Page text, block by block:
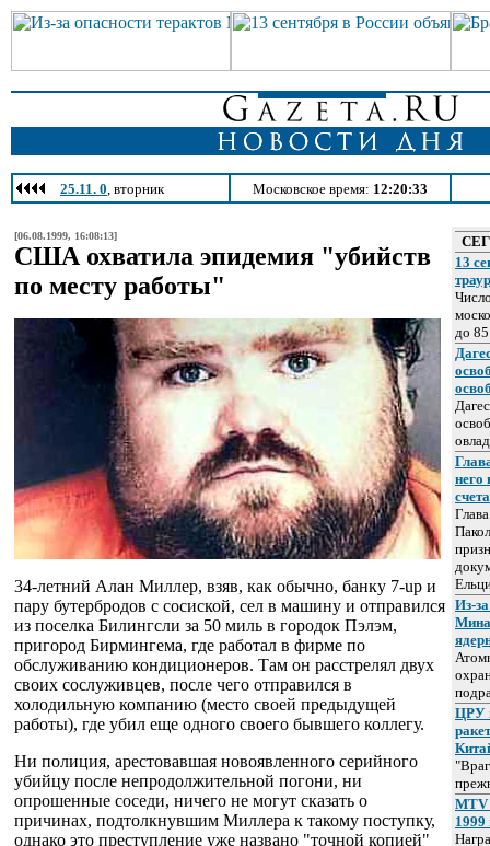
25.11. 0, вторник Московское время: 12:20:33
[06.08.1999, 16:08:13]
США охватила эпидемия "убийств
по месту работы"
34-летний Алан Миллер, взяв, как обычно, банку 7-up и
пару бутербродов с сосиской, сел в машину и отправился
из поселка Билингсли за 50 миль в городок Пэлэм,
пригород Бирмингема, где работал в фирме по
обслуживанию кондиционеров. Там он расстрелял двух
своих сослуживцев, после чего отправился в
холодильную компанию (место своей предыдущей
работы), где убил еще одного своего бывшего коллегу.
Ни полиция, арестовавшая новоявленного серийного
убийцу после непродолжительной погони, ни
опрошенные соседи, ничего не могут сказать о
причинах, подтолкнувшим Миллера к такому поступку,
однако это преступление уже названо "точной копией"
13
до 85
него
Из-
ЦРУ
MTV
1999